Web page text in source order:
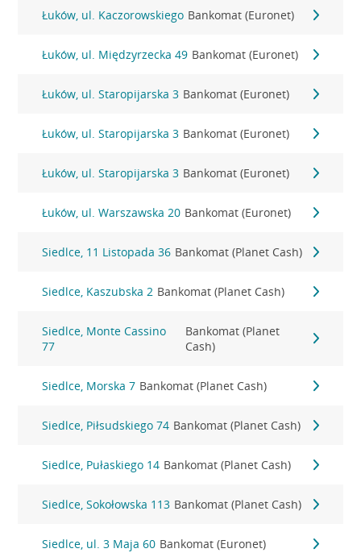
Łuków, ul. Kaczorowskiego Bankomat (Euronet)
Łuków, ul. Międzyrzecka 49 Bankomat (Euronet)
Łuków, ul. Staropijarska 3 Bankomat (Euronet)
Łuków, ul. Staropijarska 3 Bankomat (Euronet)
Łuków, ul. Staropijarska 3 Bankomat (Euronet)
Łuków, ul. Warszawska 20 Bankomat (Euronet)
Siedlce, 11 Listopada 36 Bankomat (Planet Cash)
Siedlce, Kaszubska 2 Bankomat (Planet Cash)
Siedlce, Monte Cassino
77
Bankomat (Planet
Cash)
Siedlce, Morska 7 Bankomat (Planet Cash)
Siedlce, Piłsudskiego 74 Bankomat (Planet Cash)
Siedlce, Pułaskiego 14 Bankomat (Planet Cash)
Siedlce, Sokołowska 113 Bankomat (Planet Cash)
Siedlce, ul. 3 Maja 60 Bankomat (Euronet)